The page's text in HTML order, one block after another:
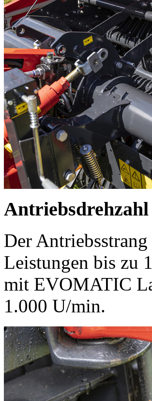
Der
Leistungen bis zu
mit EVOMATIC
1.000 U/min.